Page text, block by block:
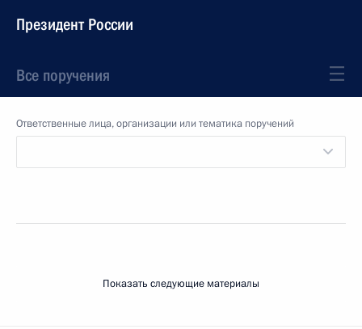
Президент России
Все поручения
Ответственные лица, организации или тематика поручений
Показать следующие материалы